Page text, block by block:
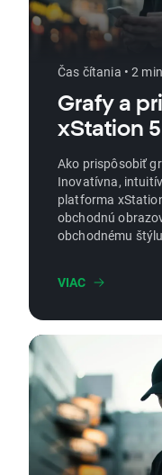
Čas čítania • 2
Grafy a
xStation 5
Ako prispôsobiť
Inovatívna,
platforma
obchodnú
obchodnému
VIAC